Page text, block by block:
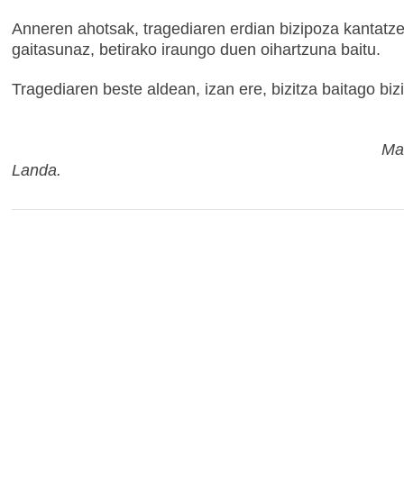
Anneren ahotsak, tragediaren erdian bizipoza
gaitasunaz, betirako iraungo duen oihartzuna baitu.
Tragediaren beste aldean, izan ere, bizitza baitago
Landa.